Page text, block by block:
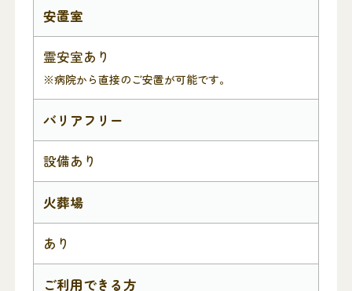
安置室
霊安室あり
※病院から直接のご安置が可能です。
バリアフリー
設備あり
火葬場
あり
ご利用できる方